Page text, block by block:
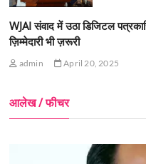
WJAI संवाद में उठा डिजिटल
ज़िम्मेदारी भी ज़रूरी
admin April 20, 2025
आलेख / फीचर